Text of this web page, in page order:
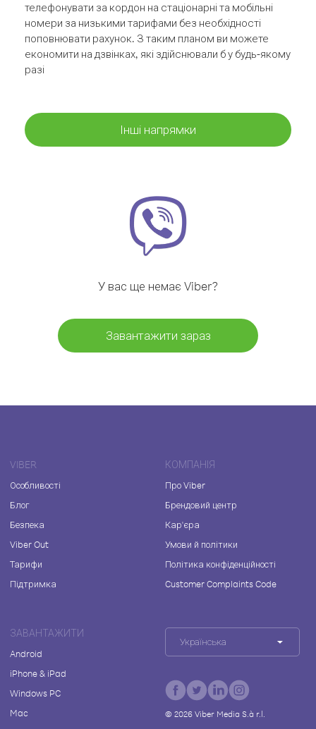
телефонувати за кордон на стаціонарні та мобільні
номери за низькими тарифами без необхідності
поповнювати рахунок. З таким планом ви можете
економити на дзвінках, які здійснювали б у будь-якому
разі
Інші напрямки
У вас ще немає Viber?
Завантажити зараз
VIBER
Особливості
Блог
Безпека
Viber Out
Тарифи
Підтримка
КОМПАНІЯ
Про Viber
Брендовий центр
Кар'єра
Умови й політики
Політика конфіденційності
Customer Complaints Code
ЗАВАНТАЖИТИ
Android
iPhone & iPad
Windows PC
Mac
Українська
© 2026Viber Media S.à r.l.